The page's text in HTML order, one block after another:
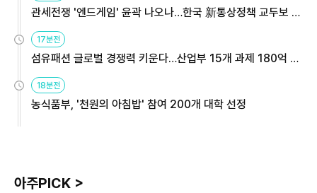
관세전쟁 '엔드게임' 윤곽 나오나…한국 新통상정책 교두보 활
용해야
17분전
섬유패션 글로벌 경쟁력 키운다…산업부 15개 과제 180억 지
원
18분전
농식품부, '천원의 아침밥' 참여 200개 대학 선정
아주PICK >